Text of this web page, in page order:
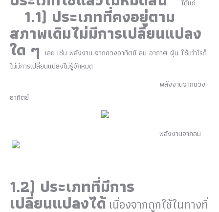
ได้แก่
1.1) ประเภทที่คงอยู่ตาม
สภาพเดิมไม่มีการเปลี่ยนแปลง
ใด ๆ เลย เช่น พลังงาน จากดวงอาทิตย์ ลม อากาศ ฝุ่น ใช้เท่าไรก็
ไม่มีการเปลี่ยนแปลงไม่รู้จักหมด
พลังงานจากดวง
อาทิตย์
พลังงานจากลม
1.2) ประเภทที่มีการ
เปลี่ยนแปลงได้ เนื่องจากถูกใช้ในทางที่